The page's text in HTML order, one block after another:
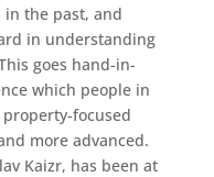
the past, and
in understanding
goes hand-in-
which people in
focused
more advanced.
Kaizr, has been at